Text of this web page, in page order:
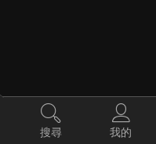
搜尋 我的